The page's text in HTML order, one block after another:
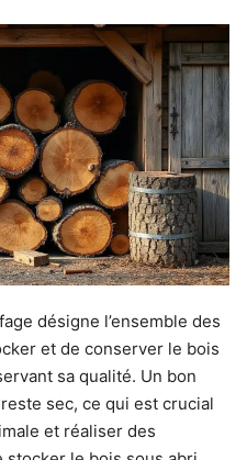
désigne l’ensemble des
et de conserver le bois
sa qualité. Un bon
sec, ce qui est crucial
et réaliser des